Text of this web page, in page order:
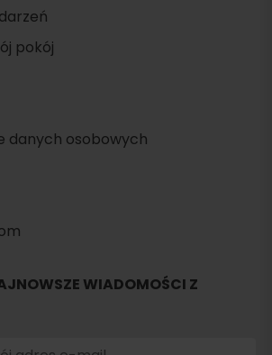
pokój
danych osobowych
WIADOMOŚCI Z